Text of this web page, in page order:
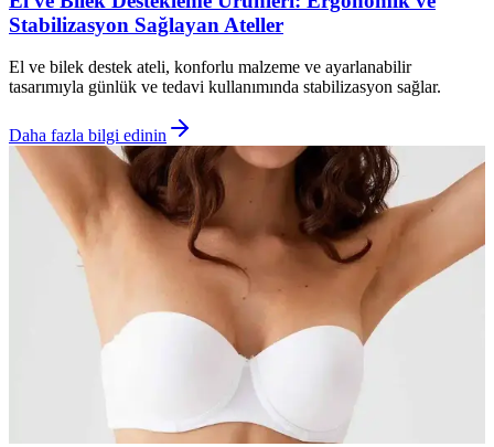
Stabilizasyon Sağlayan Ateller
El ve bilek destek ateli, konforlu malzeme ve ayarlanabilir
tasarımıyla günlük ve tedavi kullanımında stabilizasyon sağlar.
Daha fazla bilgi edinin